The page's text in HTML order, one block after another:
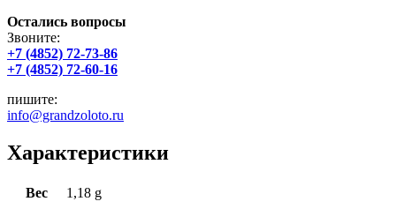
Остались вопросы
Звоните:
+7 (4852) 72-73-86
+7 (4852) 72-60-16
пишите:
info@grandzoloto.ru
Характеристики
Вес 1,18 g